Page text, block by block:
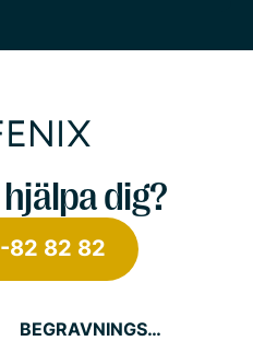
dig?
82 82 82
BEGRAVNINGSTJÄNSTER